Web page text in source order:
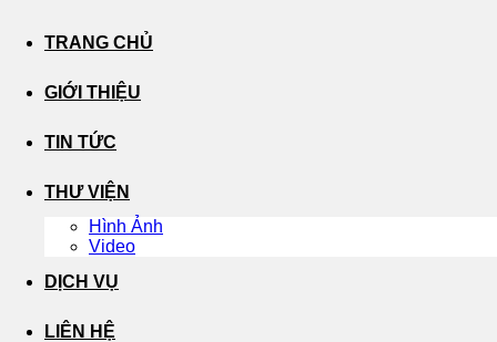
TRANG CHỦ
GIỚI THIỆU
TIN TỨC
THƯ VIỆN
Hình Ảnh
Video
DỊCH VỤ
LIÊN HỆ